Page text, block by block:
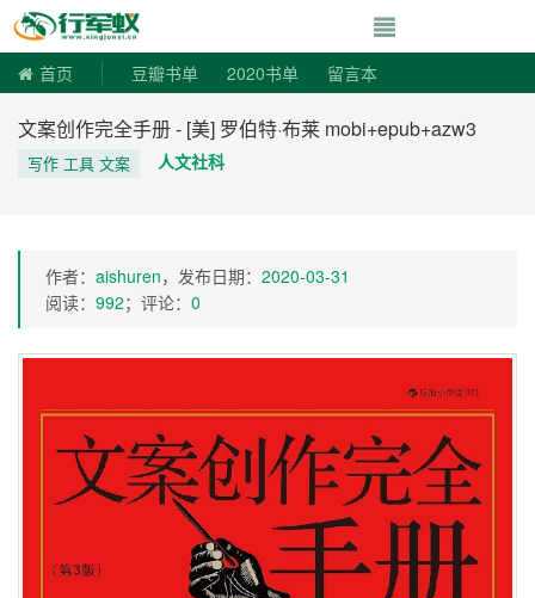
寻书令|走向自
首页 豆瓣书单 2020书单 留言本
文案创作完全手册 - [美] 罗伯特·布莱 mobi+epub+azw3
写作 工具 文案 人文社科
作者： aishuren，发布日期： 2020-03-31
阅读： 992；评论： 0